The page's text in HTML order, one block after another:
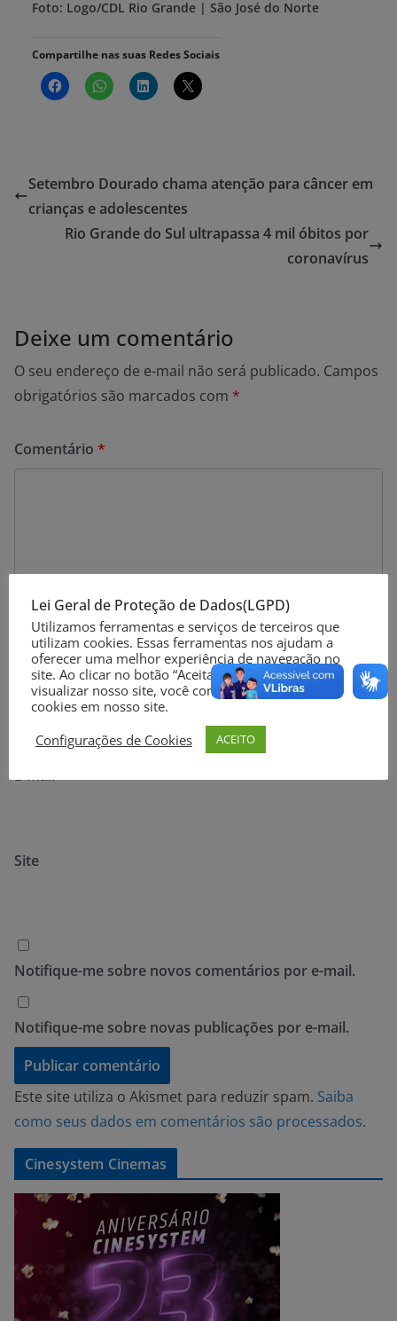
Foto: Logo/CDL Rio Grande | São José do Norte
Compartilhe nas suas Redes Sociais
Setembro Dourado chama atenção para câncer em
crianças e adolescentes
Rio Grande do Sul ultrapassa 4 mil óbitos por
coronavírus
Deixe um comentário
O seu endereço de e-mail não será publicado. Campos
obrigatórios são marcados com *
Comentário *
Nome*
E-mail*
Site
Notifique-me sobre novos comentários por e-mail.
Notifique-me sobre novas publicações por e-mail.
Este site utiliza o Akismet para reduzir spam. Saiba
como seus dados em comentários são processados.
Cinesystem Cinemas
Lei Geral de Proteção de Dados(LGPD)
Utilizamos ferramentas e serviços de terceiros que
utilizam cookies. Essas ferramentas nos ajudam a
oferecer uma melhor experiência de navegação no
site. Ao clicar no botão “Aceitar” ou continuar a
visualizar nosso site, você concorda com o uso de
cookies em nosso site.
Configurações de Cookies
ACEITO